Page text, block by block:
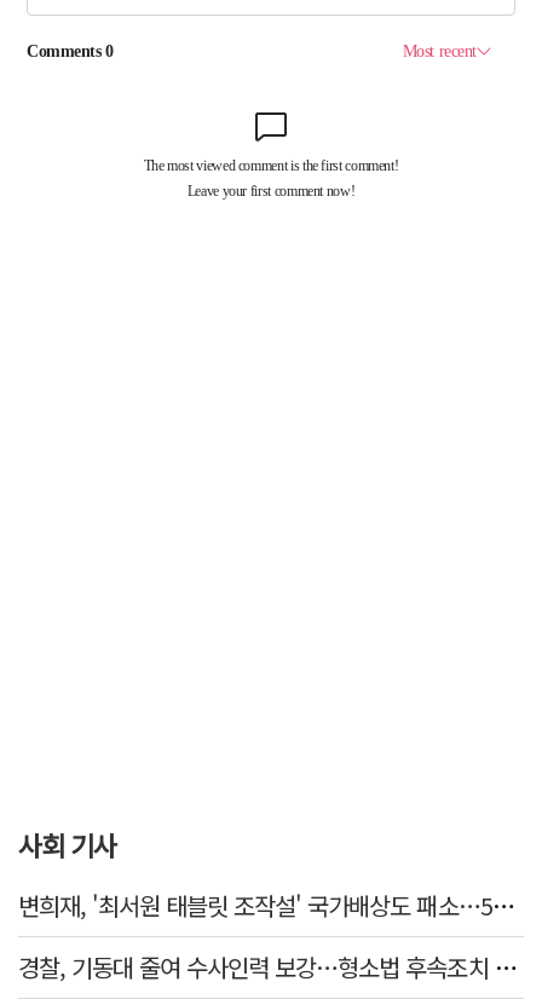
사회 기사
변희재, '최서원 태블릿 조작설' 국가배상도 패소…5천만원 청구 기각
경찰, 기동대 줄여 수사인력 보강…형소법 후속조치 본격화